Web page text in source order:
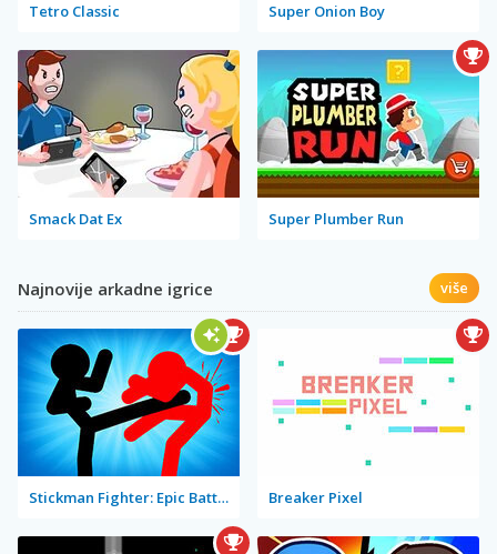
Tetro Classic Super Onion Boy
Smack Dat Ex Super Plumber Run
Najnovije arkadne igrice više
Stickman Fighter: Epic Battle 2 Breaker Pixel